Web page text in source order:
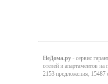
НеДома.ру - сервис
отелей и апартаментов
2153 предложения,